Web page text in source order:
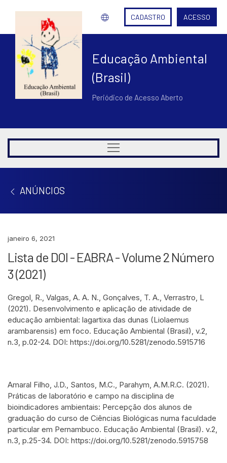
CADASTRO ACESSO
Educação Ambiental
(Brasil)
Periódico de Acesso Aberto
ANÚNCIOS
janeiro 6, 2021
Lista de DOI - EABRA - Volume 2 Número
3 (2021)
Gregol, R., Valgas, A. A. N., Gonçalves, T. A., Verrastro, L
(2021). Desenvolvimento e aplicação de atividade de
educação ambiental: lagartixa das dunas (Liolaemus
arambarensis) em foco. Educação Ambiental (Brasil), v.2,
n.3, p.02-24. DOI: https://doi.org/10.5281/zenodo.5915716
Amaral Filho, J.D., Santos, M.C., Parahym, A.M.R.C. (2021).
Práticas de laboratório e campo na disciplina de
bioindicadores ambientais: Percepção dos alunos de
graduação do curso de Ciências Biológicas numa faculdade
particular em Pernambuco. Educação Ambiental (Brasil). v.2,
n.3, p.25-34. DOI: https://doi.org/10.5281/zenodo.5915758